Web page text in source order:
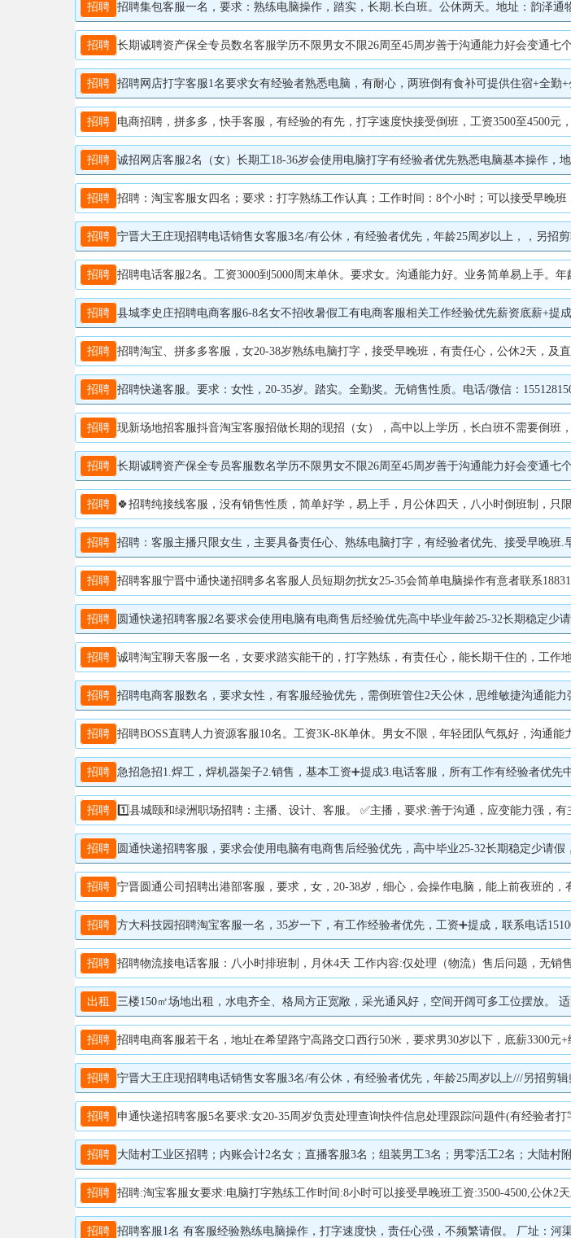
招聘 招聘集包客服一名，要求：熟练电脑操作，踏实，长期.长白班。公休两天。地址：韵泽通
招聘 长期诚聘资产保全专员数名客服学历不限男女不限26周至45周岁善于沟通能力好会变通七个半小
招聘 招聘网店打字客服1名要求女有经验者熟悉电脑，有耐心，两班倒有食补可提供住宿+全勤
招聘 电商招聘，拼多多，快手客服，有经验的有先，打字速度快接受倒班，工资3500至4500元
招聘 诚招网店客服2名（女）长期工18-36岁会使用电脑打字有经验者优先熟悉电脑基本操作，
招聘 招聘：淘宝客服女四名；要求：打字熟练工作认真；工作时间：8个小时；可以接受早晚班，工
招聘 宁晋大王庄现招聘电话销售女客服3名/有公休，有经验者优先，年龄25周岁以上，，另招
招聘 招聘电话客服2名。工资3000到5000周末单休。要求女。沟通能力好。业务简单易上手。
招聘 县城李史庄招聘电商客服6-8名女不招收暑假工有电商客服相关工作经验优先薪资底薪+提成
招聘 招聘淘宝、拼多多客服，女20-38岁熟练电脑打字，接受早晚班，有责任心，公休2天，及直播人员，
招聘 招聘快递客服。要求：女性，20-35岁。踏实。全勤奖。无销售性质。电话/微信：
招聘 现新场地招客服抖音淘宝客服招做长期的现招（女），高中以上学历，长白班不需要倒班，工作轻
招聘 长期诚聘资产保全专员客服数名学历不限男女不限26周至45周岁善于沟通能力好会变通七个半小
招聘 🍀招聘纯接线客服，没有销售性质，简单好学，易上手，月公休四天，八小时倒班制，只限女生，18-35
招聘 招聘：客服主播只限女生，主要具备责任心、熟练电脑打字，有经验者优先、接受早晚班.
招聘 招聘客服宁晋中通快递招聘多名客服人员短期勿扰女25-35会简单电脑操作有意者联系
招聘 圆通快递招聘客服2名要求会使用电脑有电商售后经验优先高中毕业年龄25-32长期稳定少
招聘 诚聘淘宝聊天客服一名，女要求踏实能干的，打字熟练，有责任心，能长期干住的，工作
招聘 招聘电商客服数名，要求女性，有客服经验优先，需倒班管住2天公休，思维敏捷沟通能
招聘 招聘BOSS直聘人力资源客服10名。工资3K-8K单休。男女不限，年轻团队气氛好，沟通能力
招聘 急招急招1.焊工，焊机器架子2.销售，基本工资➕提成3.电话客服，所有工作有经验者优先
招聘 1️⃣县城颐和绿洲职场招聘：主播、设计、客服。 ✅主播，要求:善于沟通，应变能力强，有主播、销售经验优先，待遇:底薪+提成(上不封顶) 综合薪资 5K-10K工作6小时左右。 ✅平面设计，要求：熟悉PS，AI等软件，薪资待遇 :3000-8000 底薪+提成;有能力薪资可谈。 ✅拼多多/淘宝电商客服，要求：有客服经验优先，能接受倒班;福利待遇 :底薪+提成，综合薪资 3000-5000+， 联系电话：15631979993。 2️⃣河
招聘 圆通快递招聘客服，要求会使用电脑有电商售后经验优先，高中毕业25-32长期稳定少请假，工资
招聘 宁晋圆通公司招聘出港部客服，要求，女，20-38岁，细心，会操作电脑，能上前夜班的，
招聘 方大科技园招聘淘宝客服一名，35岁一下，有工作经验者优先，工资➕提成，联系电话
招聘 招聘物流接电话客服：八小时排班制，月休4天 工作内容:仅处理（物流）售后问题，无销售
出租 三楼150㎡场地出租，水电齐全、格局方正宽敞，采光通风好，空间开阔可多工位摆放。 适配
招聘 招聘电商客服若干名，地址在希望路宁高路交口西行50米，要求男30岁以下，底薪3300元+绩
招聘 宁晋大王庄现招聘电话销售女客服3名/有公休，有经验者优先，年龄25周岁以上///另招剪
招聘 申通快递招聘客服5名要求:女20-35周岁负责处理查询快件信息处理跟踪问题件(有经验者打字快优
招聘 大陆村工业区招聘；内账会计2名女；直播客服3名；组装男工3名；男零活工2名；大陆村
招聘 招聘:淘宝客服女要求:电脑打字熟练工作时间:8小时可以接受早晚班工资:3500-4500,公休2
招聘 招聘客服1名 有客服经验熟练电脑操作，打字速度快，责任心强，不频繁请假。 厂址：河渠镇